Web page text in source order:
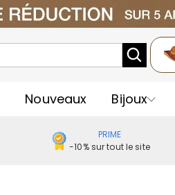
Nouveaux Bijoux
PRIME
-10% sur tout le site